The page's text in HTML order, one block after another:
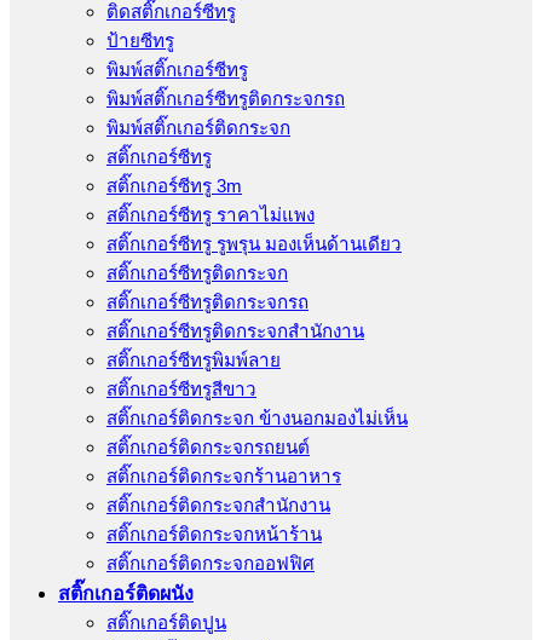
ติดสติ๊กเกอร์ซีทรู
ป้ายซีทรู
พิมพ์สติ๊กเกอร์ซีทรู
พิมพ์สติ๊กเกอร์ซีทรูติดกระจกรถ
พิมพ์สติ๊กเกอร์ติดกระจก
สติ๊กเกอร์ซีทรู
สติ๊กเกอร์ซีทรู 3m
สติ๊กเกอร์ซีทรู ราคาไม่แพง
สติ๊กเกอร์ซีทรู รูพรุน มองเห็นด้านเดียว
สติ๊กเกอร์ซีทรูติดกระจก
สติ๊กเกอร์ซีทรูติดกระจกรถ
สติ๊กเกอร์ซีทรูติดกระจกสำนักงาน
สติ๊กเกอร์ซีทรูพิมพ์ลาย
สติ๊กเกอร์ซีทรูสีขาว
สติ๊กเกอร์ติดกระจก ข้างนอกมองไม่เห็น
สติ๊กเกอร์ติดกระจกรถยนต์
สติ๊กเกอร์ติดกระจกร้านอาหาร
สติ๊กเกอร์ติดกระจกสำนักงาน
สติ๊กเกอร์ติดกระจกหน้าร้าน
สติ๊กเกอร์ติดกระจกออฟฟิศ
สติ๊กเกอร์ติดผนัง
สติ๊กเกอร์ติดปูน